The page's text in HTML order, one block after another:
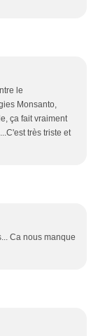
le
Monsanto,
ça fait vraiment
très triste et
Ca nous manque